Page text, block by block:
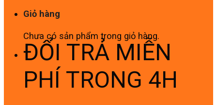
Giỏ hàng
Chưa có sản phẩm trong giỏ hàng.
ĐỔI TRẢ MIỄN
PHÍ TRONG 4H